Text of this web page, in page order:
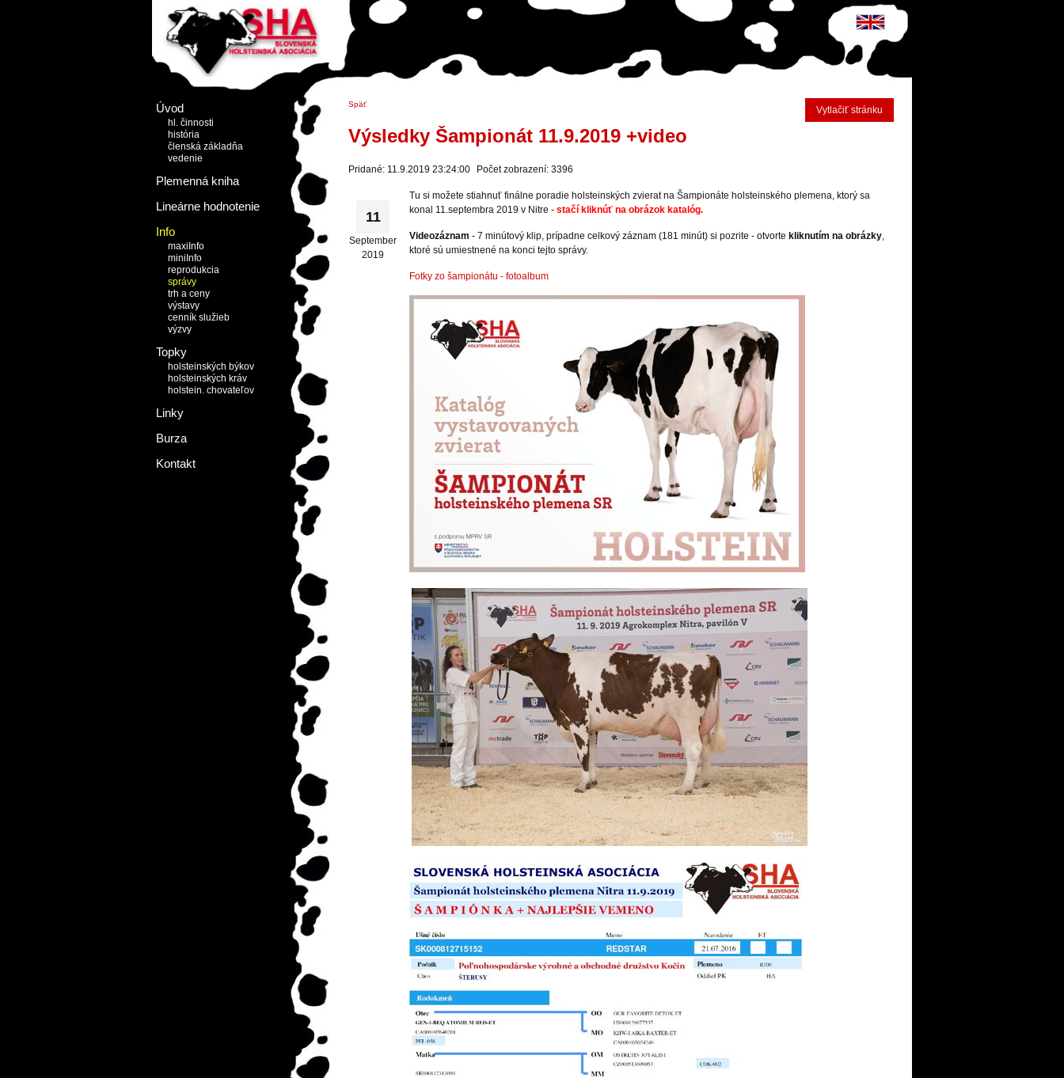
Úvod
hl. činnosti
história
členská základňa
vedenie
Plemenná kniha
Lineárne hodnotenie
Info
maxiInfo
miniInfo
reprodukcia
správy
trh a ceny
výstavy
cenník služieb
výzvy
Topky
holsteinských býkov
holsteinských kráv
holstein. chovateľov
Linky
Burza
Kontakt
Späť
Vytlačiť stránku
Výsledky Šampionát 11.9.2019 +video
Pridané: 11.9.2019 23:24:00 Počet zobrazení: 3396
11
September
2019
Tu si možete stiahnuť finálne poradie holsteinských zvierat na Šampionáte holsteinského plemena, ktorý sa
konal 11.septembra 2019 v Nitre - stačí kliknúť na obrázok katalóg.
Videozáznam - 7 minútový klip, prípadne celkový záznam (181 minút) si pozrite - otvorte kliknutím na obrázky,
ktoré sú umiestnené na konci tejto správy.
Fotky zo šampionátu - fotoalbum